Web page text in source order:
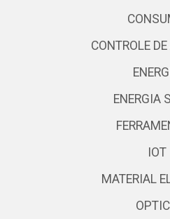
CONTROLE
ENERGIA
IOT
MATERIAL